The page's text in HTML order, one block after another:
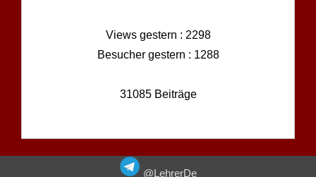
Views gestern : 2298
Besucher gestern : 1288
31085 Beiträge
@LehrerDe